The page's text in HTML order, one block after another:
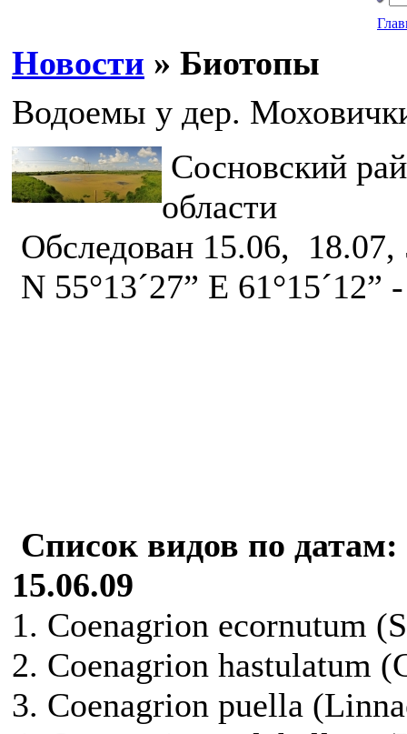
Новости » Биотопы
Водоемы у дер.
Сосновский
области
Обследован 15.06, 18.07,
N 55°13´27” E 61°15´12”
Список видов по датам:
15.06.09
1. Coenagrion ecornutum
2. Coenagrion hastulatum
3. Coenagrion puella